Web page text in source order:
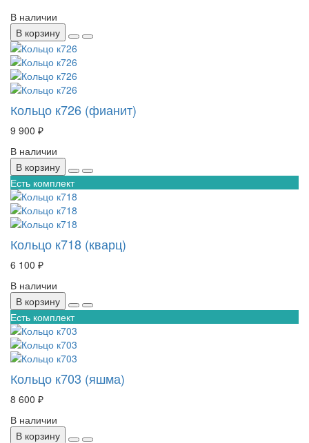
В наличии
В корзину
Кольцо к726 (фианит)
9 900 ₽
В наличии
В корзину
Есть комплект
Кольцо к718 (кварц)
6 100 ₽
В наличии
В корзину
Есть комплект
Кольцо к703 (яшма)
8 600 ₽
В наличии
В корзину